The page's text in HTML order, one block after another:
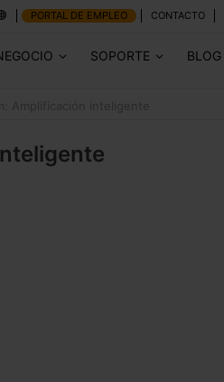
PORTAL DE EMPLEO CONTACTO
SOPORTE BLOG